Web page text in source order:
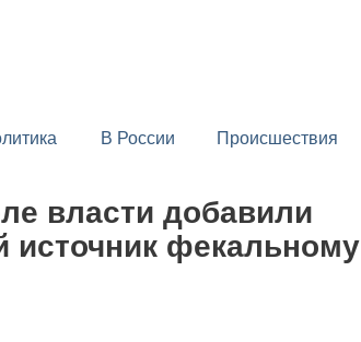
В России Происшествия
власти добавили
фекальному